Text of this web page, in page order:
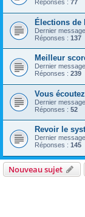
Réponses : 77
Élections de
Dernier
Réponses : 137
Meilleur
Dernier
Réponses : 239
Vous
Dernier
Réponses : 52
Revoir le
Dernier
Réponses : 145
Nouveau sujet